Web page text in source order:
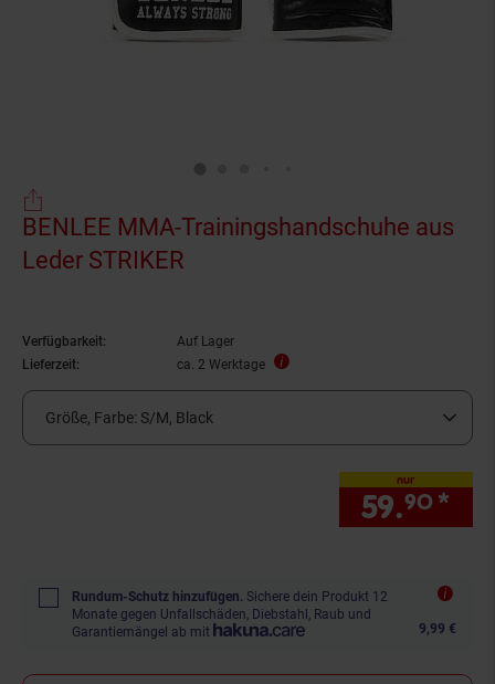
BENLEE MMA-Trainingshandschuhe aus
Leder STRIKER
Verfügbarkeit:
Auf Lager
Lieferzeit:
ca. 2 Werktage
Größe, Farbe: S/M, Black
nur
59.90 *
Rundum-Schutz hinzufügen. Sichere dein Produkt 12
Monate gegen Unfallschäden, Diebstahl, Raub und
Garantiemängel ab mit
9,99 €